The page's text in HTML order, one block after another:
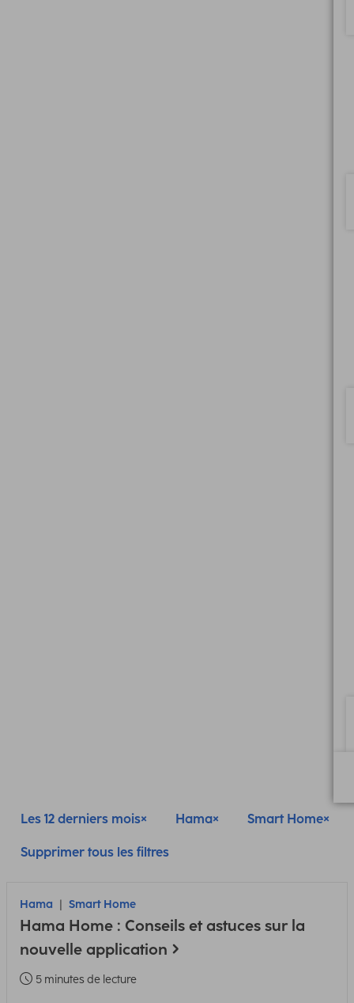
Les 12 derniers mois Hama Smart Home
Supprimer tous les filtres
Hama Smart Home
Hama Home : Conseils et astuces sur la
nouvelle application
5 minutes de lecture